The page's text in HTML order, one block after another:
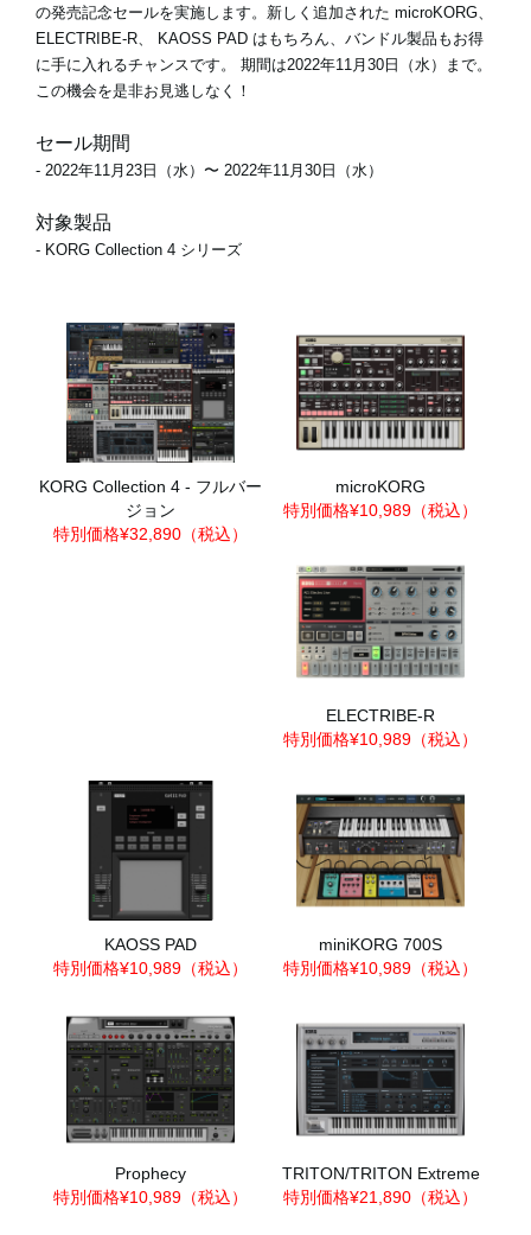
の発売記念セールを実施します。新しく追加された microKORG、
ELECTRIBE-R、 KAOSS PAD はもちろん、バンドル製品もお得
に手に入れるチャンスです。 期間は2022年11月30日（水）まで。
この機会を是非お見逃しなく！
セール期間
- 2022年11月23日（水）〜 2022年11月30日（水）
対象製品
- KORG Collection 4 シリーズ
KORG Collection 4 - フルバー
ジョン
特別価格¥32,890（税込）
microKORG
特別価格¥10,989（税込）
ELECTRIBE-R
特別価格¥10,989（税込）
KAOSS PAD
特別価格¥10,989（税込）
miniKORG 700S
特別価格¥10,989（税込）
Prophecy
特別価格¥10,989（税込）
TRITON/TRITON Extreme
特別価格¥21,890（税込）